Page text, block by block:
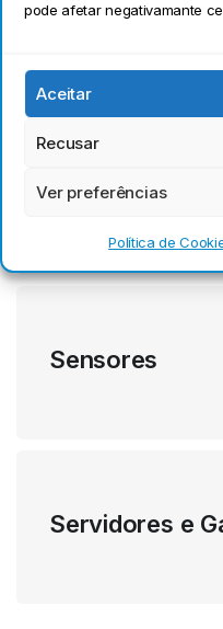
pode afetar negativamante
Aceitar
Recusar
Ver preferências
Política de
Relés
Sensores
Servidores e